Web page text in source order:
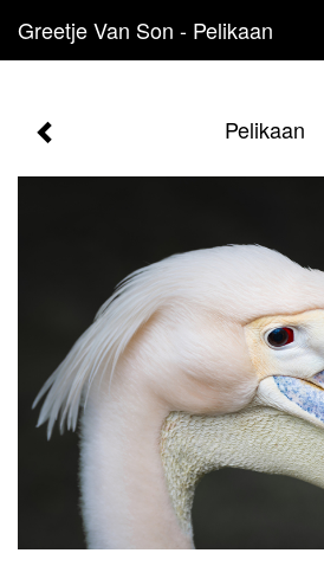
Greetje Van Son - Pelikaan
Pelikaan